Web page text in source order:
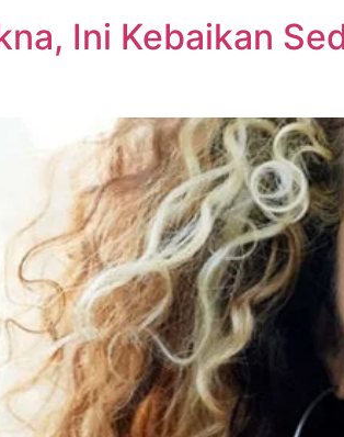
Ini Kebaikan